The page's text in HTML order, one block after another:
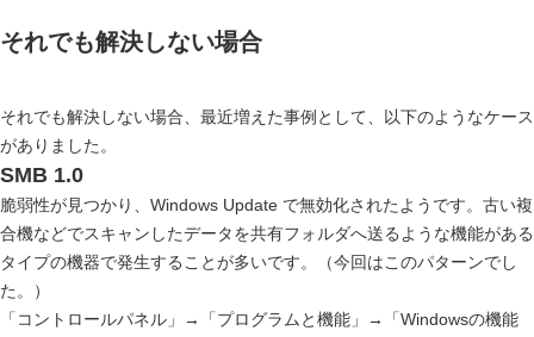
それでも解決しない場合
それでも解決しない場合、最近増えた事例として、以下のようなケース
がありました。
SMB 1.0
脆弱性が見つかり、Windows Update で無効化されたようです。古い複
合機などでスキャンしたデータを共有フォルダへ送るような機能がある
タイプの機器で発生することが多いです。（今回はこのパターンでし
た。）
「コントロールパネル」→「プログラムと機能」→「Windowsの機能